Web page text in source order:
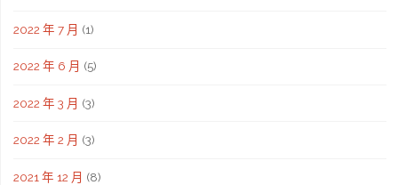
2022 年 7 月 (1)
2022 年 6 月 (5)
2022 年 3 月 (3)
2022 年 2 月 (3)
2021 年 12 月 (8)